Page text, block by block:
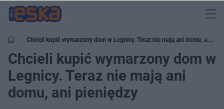
Chcieli kupić wymarzony dom w Legnicy. Teraz nie mają ani domu, ani
pieniędzy
Chcieli kupić wymarzony dom w
Legnicy. Teraz nie mają ani
domu, ani pieniędzy